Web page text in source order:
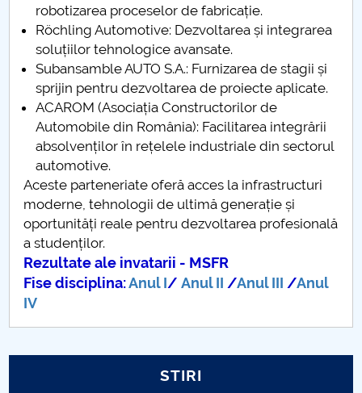
Programe de licentă DFMI
Personal
Tehnologia Constructiilor de Masini
Inginerie Economică Industrială
Mecatronica sistemelor de fabricatie ro
Programe de master DFMI
Programe postuniversitare coordonate
Colaborări internaționale DFMI
Indrumare ani studii
robotizarea proceselor de fabricație.
Röchling Automotive: Dezvoltarea și integrarea
soluțiilor tehnologice avansate.
Subansamble AUTO S.A.: Furnizarea de stagii și
sprijin pentru dezvoltarea de proiecte aplicate.
ACAROM (Asociația Constructorilor de
Automobile din România): Facilitarea integrării
absolvenților în rețelele industriale din sectorul
automotive.
Aceste parteneriate oferă acces la infrastructuri
moderne, tehnologii de ultimă generație și
oportunități reale pentru dezvoltarea profesională
a studenților.
Rezultate ale invatarii - MSFR
Fise disciplina:Anul I/Anul II /Anul III /Anul
IV
STIRI